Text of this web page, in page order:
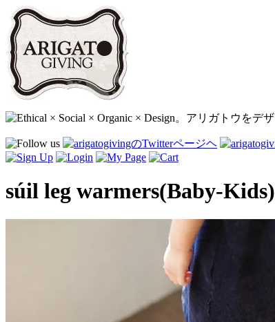
súil leg warmers(Baby-Kids)